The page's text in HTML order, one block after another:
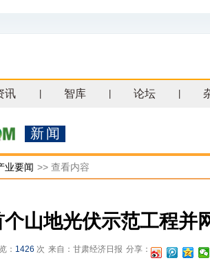
讯 智库 论坛
新闻
业要闻 >> 查看内容
山地光伏示范工程并
： 1426 次 来自：甘肃经济日报 分享：